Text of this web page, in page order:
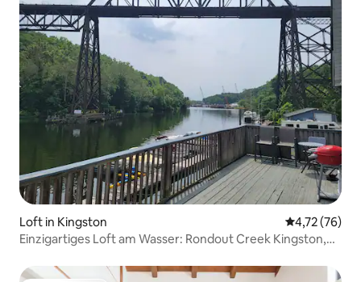
Loft in Kingston
4,72 (76)
Einzigartiges Loft am Wasser: Rondout Creek Kingston,